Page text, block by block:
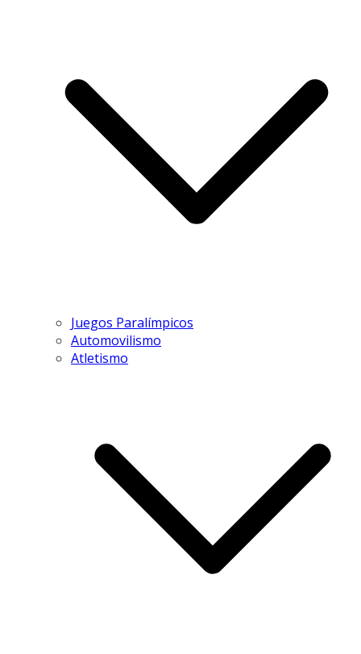
Juegos Paralímpicos
Automovilismo
Atletismo